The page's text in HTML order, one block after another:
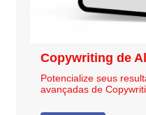
Copywriting de
Potencialize seus
avançadas de